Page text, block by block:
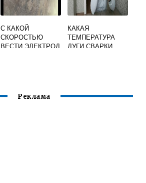
С КАКОЙ
СКОРОСТЬЮ
ВЕСТИ ЭЛЕКТРОД
КАКАЯ
ТЕМПЕРАТУРА
ДУГИ СВАРКИ
Реклама